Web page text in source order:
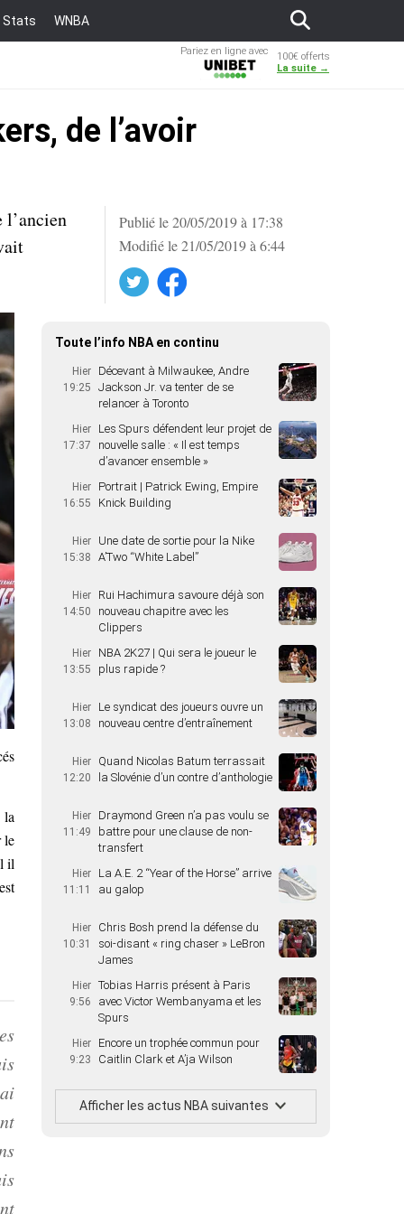
Stats WNBA
Pariez en ligne avec
100€ offerts
La suite →
de l’avoir
Publié le 20/05/2019 à 17:38
Modifié le 21/05/2019 à 6:44
Facebook
l’ancien
la
le
il
Toute l’info NBA en continu
Hier
19:25
Décevant à Milwaukee, Andre
Jackson Jr. va tenter de se
relancer à Toronto
Hier
17:37
Les Spurs défendent leur projet de
nouvelle salle : « Il est temps
d’avancer ensemble »
Hier
16:55
Portrait | Patrick Ewing, Empire
Knick Building
Hier
15:38
Une date de sortie pour la Nike
A’Two “White Label”
Hier
14:50
Rui Hachimura savoure déjà son
nouveau chapitre avec les
Clippers
Hier
13:55
NBA 2K27 | Qui sera le joueur le
plus rapide ?
Hier
13:08
Le syndicat des joueurs ouvre un
nouveau centre d’entraînement
Hier
12:20
Quand Nicolas Batum terrassait
la Slovénie d’un contre d’anthologie
Hier
11:49
Draymond Green n’a pas voulu se
battre pour une clause de non-
transfert
Hier
11:11
La A.E. 2 “Year of the Horse” arrive
au galop
Hier
10:31
Chris Bosh prend la défense du
soi-disant « ring chaser » LeBron
James
Hier
9:56
Tobias Harris présent à Paris
avec Victor Wembanyama et les
Spurs
Hier
9:23
Encore un trophée commun pour
Caitlin Clark et A’ja Wilson
Afficher les actus NBA suivantes